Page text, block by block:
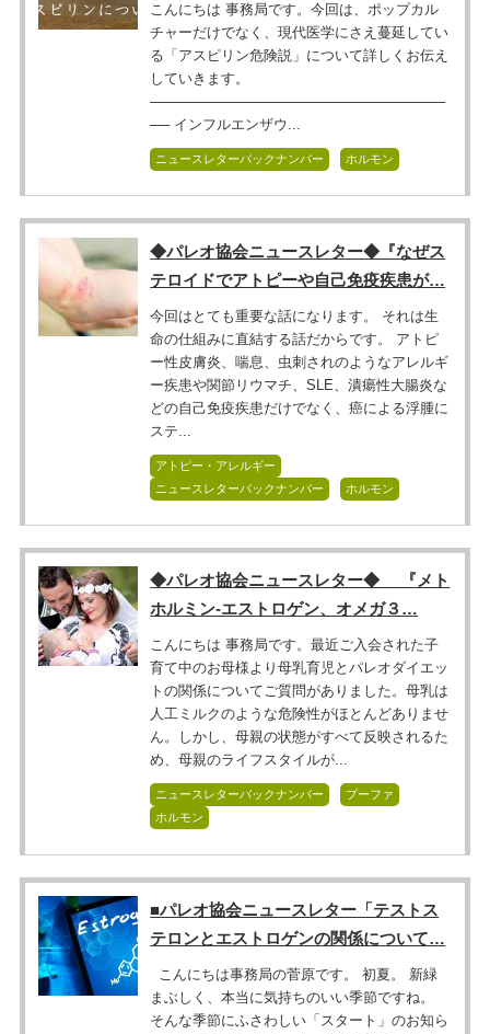
こんにちは 事務局です。今回は、ポップカル
チャーだけでなく、現代医学にさえ蔓延してい
る「アスピリン危険説」について詳しくお伝え
していきます。
──────────────────────────────
── インフルエンザウ...
ニュースレターバックナンバー ホルモン
◆パレオ協会ニュースレター◆『なぜス
テロイドでアトピーや自己免疫疾患が…
今回はとても重要な話になります。 それは生
命の仕組みに直結する話だからです。 アトピ
ー性皮膚炎、喘息、虫刺されのようなアレルギ
ー疾患や関節リウマチ、SLE、潰瘍性大腸炎な
どの自己免疫疾患だけでなく、癌による浮腫に
ステ...
アトピー・アレルギー
ニュースレターバックナンバー
ホルモン
◆パレオ協会ニュースレター◆ 『メト
ホルミン-エストロゲン、オメガ３…
こんにちは 事務局です。最近ご入会された子
育て中のお母様より母乳育児とパレオダイエッ
トの関係についてご質問がありました。母乳は
人工ミルクのような危険性がほとんどありませ
ん。しかし、母親の状態がすべて反映されるた
め、母親のライフスタイルが...
ニュースレターバックナンバー
プーファ
ホルモン
■パレオ協会ニュースレター「テストス
テロンとエストロゲンの関係について…
こんにちは事務局の菅原です。 初夏。 新緑
まぶしく、本当に気持ちのいい季節ですね。
そんな季節にふさわしい「スタート」のお知ら